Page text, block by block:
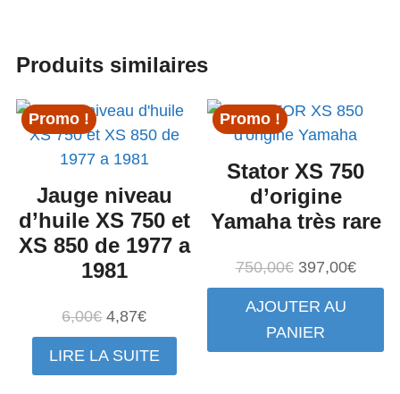
Produits similaires
Promo !
Jauge niveau
d’huile XS 750 et
XS 850 de 1977 a
1981
6,00€ Le
prix
initial
4,87€Le
prix
actuel
LIRE LA SUITE
Promo !
Stator XS 750
d’origine
Yamaha très rare
750,00€ Le
prix
initial
était :
397,00€Le
prix
AJOUTER AU
PANIER